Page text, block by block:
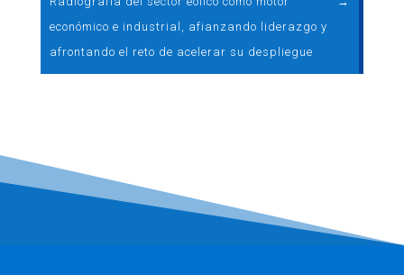
económico e industrial, afianzando liderazgo y
afrontando el reto de acelerar su despliegue